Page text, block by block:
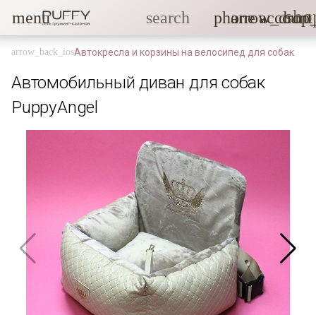
menu search phone
Автокресла и корзины на велосипед для собак
Автомобильный диван для собак
PuppyAngel